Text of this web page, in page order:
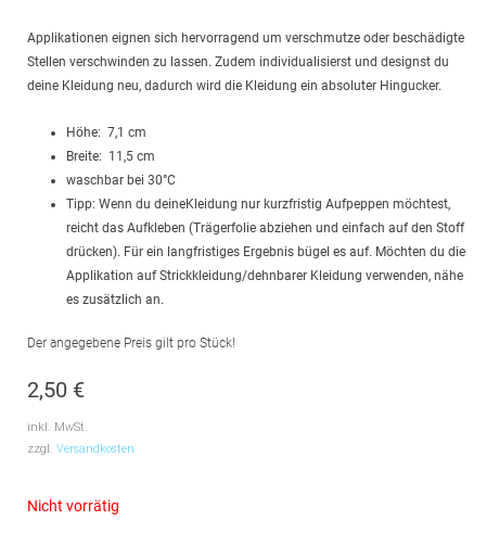
Applikationen eignen sich hervorragend um verschmutze oder beschädigte
Stellen verschwinden zu lassen. Zudem individualisierst und designst du
deine Kleidung neu, dadurch wird die Kleidung ein absoluter Hingucker.
Höhe: 7,1 cm
Breite: 11,5 cm
waschbar bei 30°C
Tipp: Wenn du deineKleidung nur kurzfristig Aufpeppen möchtest,
reicht das Aufkleben (Trägerfolie abziehen und einfach auf den Stoff
drücken). Für ein langfristiges Ergebnis bügel es auf. Möchten du die
Applikation auf Strickkleidung/dehnbarer Kleidung verwenden, nähe
es zusätzlich an.
Der angegebene Preis gilt pro Stück!
2,50 €
inkl. MwSt.
zzgl. Versandkosten
Nicht vorrätig